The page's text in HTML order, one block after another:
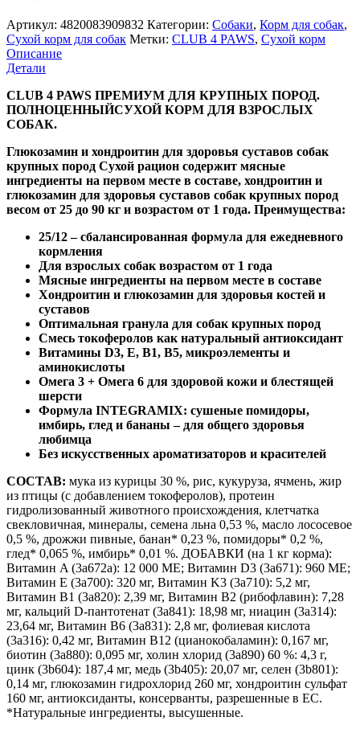
Артикул: 4820083909832 Категории: Cобаки, Корм для собак,
Сухой корм для собак Метки: CLUB 4 PAWS, Сухой корм
Описание
Детали
CLUB 4 PAWS ПРЕМИУМ ДЛЯ КРУПНЫХ ПОРОД.
ПОЛНОЦЕННЫЙСУХОЙ КОРМ ДЛЯ ВЗРОСЛЫХ
СОБАК.
Глюкозамин и хондроитин для здоровья суставов собак
крупных пород Сухой рацион содержит мясные
ингредиенты на первом месте в составе, хондроитин и
глюкозамин для здоровья суставов собак крупных пород
весом от 25 до 90 кг и возрастом от 1 года. Преимущества:
25/12 – сбалансированная формула для ежедневного
кормления
Для взрослых собак возрастом от 1 года
Мясные ингредиенты на первом месте в составе
Хондроитин и глюкозамин для здоровья костей и
суставов
Оптимальная гранула для собак крупных пород
Смесь токоферолов как натуральный антиоксидант
Витамины D3, E, B1, B5, микроэлементы и
аминокислоты
Омега 3 + Омега 6 для здоровой кожи и блестящей
шерсти
Формула INTEGRAMIX: сушеные помидоры,
имбирь, глед и бананы – для общего здоровья
любимца
Без искусственных ароматизаторов и красителей
СОСТАВ: мука из курицы 30 %, рис, кукуруза, ячмень, жир
из птицы (с добавлением токоферолов), протеин
гидролизованный животного происхождения, клетчатка
свекловичная, минералы, семена льна 0,53 %, масло лососевое
0,5 %, дрожжи пивные, банан* 0,23 %, помидоры* 0,2 %,
глед* 0,065 %, имбирь* 0,01 %. ДОБАВКИ (на 1 кг корма):
Витамин A (3a672a): 12 000 МЕ; Витамин D3 (3a671): 960 МЕ;
Витамин E (3a700): 320 мг, Витамин K3 (3a710): 5,2 мг,
Витамин B1 (3a820): 2,39 мг, Витамин B2 (рибофлавин): 7,28
мг, кальций D-пантотенат (3a841): 18,98 мг, ниацин (3a314):
23,64 мг, Витамин B6 (3a831): 2,8 мг, фолиевая кислота
(3a316): 0,42 мг, Витамин B12 (цианокобаламин): 0,167 мг,
биотин (3a880): 0,095 мг, холин хлорид (3a890) 60 %: 4,3 г,
цинк (3b604): 187,4 мг, медь (3b405): 20,07 мг, селен (3b801):
0,14 мг, глюкозамин гидрохлорид 260 мг, хондроитин сульфат
160 мг, антиоксиданты, консерванты, разрешенные в ЕС.
*Натуральные ингредиенты, высушенные.